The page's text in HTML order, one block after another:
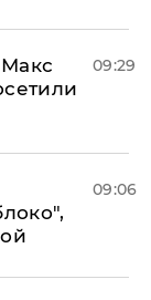
09:29
09:06